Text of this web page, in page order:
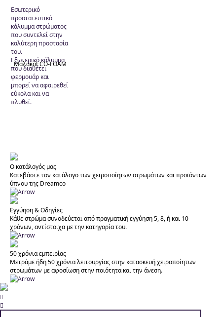
Εσωτερικό
προστατευτικό
κάλυμμα στρώματος
που συντελεί στην
καλύτερη προστασία
του.
Εξωτερικό κάλυμμα
που διαθέτει
φερμουάρ και
μπορεί να αφαιρεθεί
εύκολα και να
πλυθεί.
ΜαλακόECO-FOAM
Ο κατάλογός μας
Κατεβάστε τον κατάλογο των χειροποίητων στρωμάτων και προϊόντων
ύπνου της Dreamco
Εγγύηση & Οδηγίες
Κάθε στρώμα συνοδεύεται από πραγματική εγγύηση 5, 8, ή και 10
χρόνων, αντίστοιχα με την κατηγορία του.
50 χρόνια εμπειρίας
Μετράμε ήδη 50 χρόνια λειτουργίας στην κατασκευή χειροποίητων
στρωμάτων με αφοσίωση στην ποιότητα και την άνεση.

